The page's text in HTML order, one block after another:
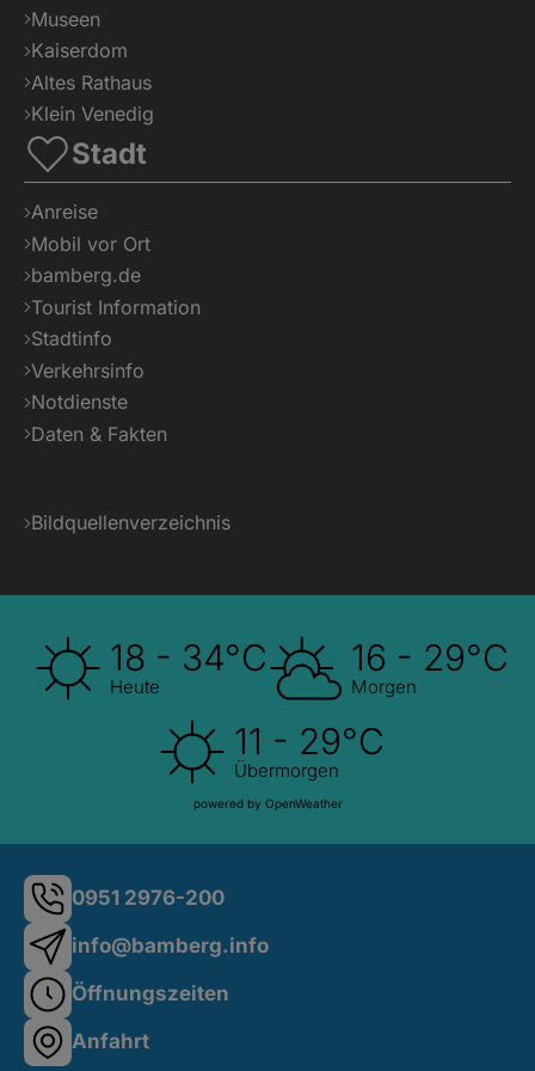
Museen
Kaiserdom
Altes Rathaus
Klein Venedig
Stadt
Anreise
Mobil vor Ort
bamberg.de
Tourist Information
Stadtinfo
Verkehrsinfo
Notdienste
Daten & Fakten
Bildquellenverzeichnis
18 - 34°C
Heute
16 - 29°C
Morgen
11 - 29°C
Übermorgen
powered by OpenWeather
0951 2976-200
info@bamberg.info
Öffnungszeiten
Anfahrt